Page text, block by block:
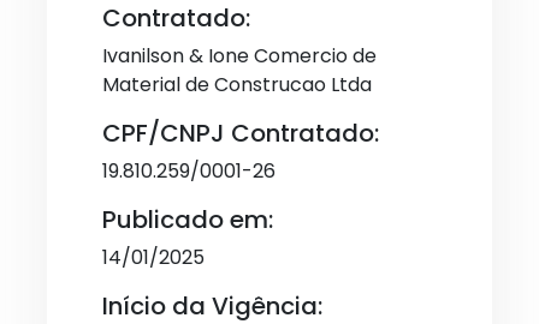
Contratado:
Ivanilson & Ione Comercio de
Material de Construcao Ltda
CPF/CNPJ Contratado:
19.810.259/0001-26
Publicado em:
14/01/2025
Início da Vigência: